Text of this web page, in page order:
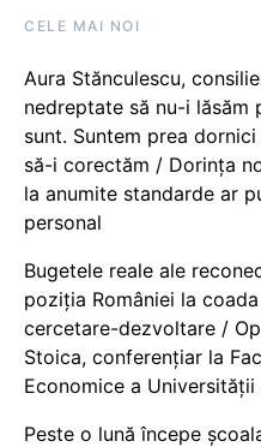
CELE MAI NOI
Aura Stănculescu,
nedreptate să nu-i lăsăm
sunt. Suntem prea
să-i corectăm / Dorința
la anumite standarde ar
personal
Bugetele reale ale
poziția României la
cercetare-dezvoltare /
Stoica, conferențiar la
Economice a Universității
Peste o lună începe